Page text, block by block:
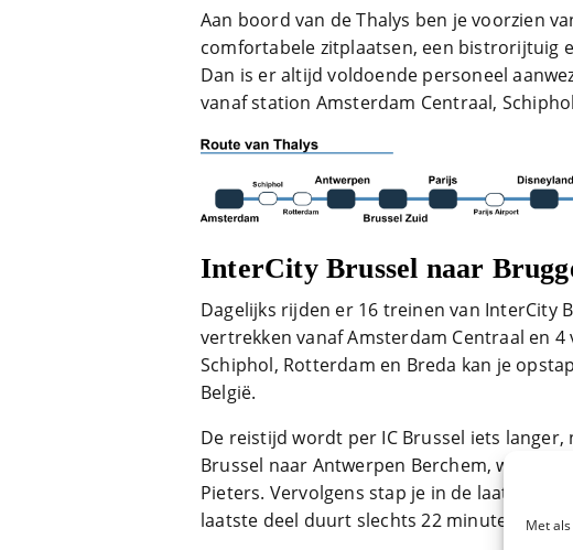
Met
Aan boord van de Thalys ben je voorzien
comfortabele zitplaatsen, een bistrorijtuig
Dan is er altijd voldoende personeel
vanaf station Amsterdam Centraal,
InterCity Brussel naar
Dagelijks rijden er 16 treinen van InterCity
vertrekken vanaf Amsterdam Centraal en 4
Schiphol, Rotterdam en Breda kan je
België.
De reistijd wordt per IC Brussel iets langer,
Brussel naar Antwerpen Berchem, waarna
Pieters. Vervolgens stap je in de laatste
laatste deel duurt slechts 22 minuten.